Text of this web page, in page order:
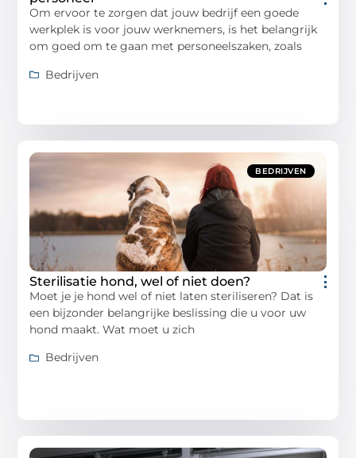
Om ervoor te zorgen dat jouw bedrijf een goede
werkplek is voor jouw werknemers, is het belangrijk
om goed om te gaan met personeelszaken, zoals
Bedrijven
BEDRIJVEN
Sterilisatie hond, wel of niet doen?
Moet je je hond wel of niet laten steriliseren? Dat is
een bijzonder belangrijke beslissing die u voor uw
hond maakt. Wat moet u zich
Bedrijven